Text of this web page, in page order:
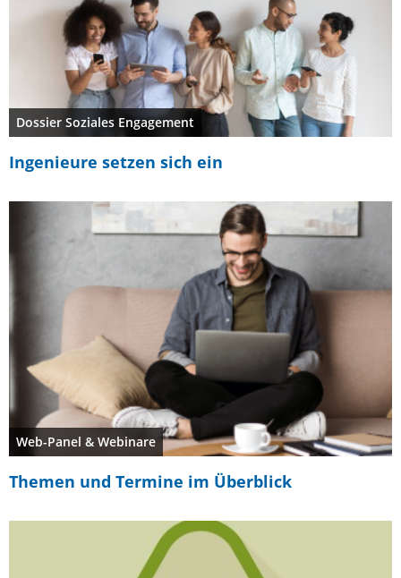
Dossier Soziales Engagement
Ingenieure setzen sich ein
Web-Panel & Webinare
Themen und Termine im Überblick